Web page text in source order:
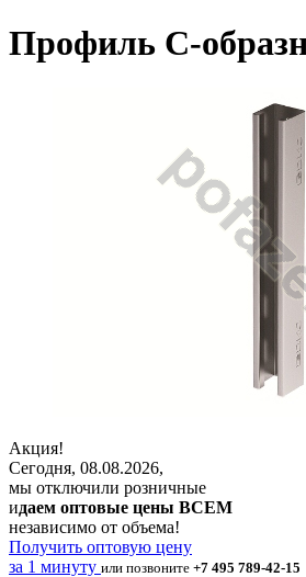
Профиль С-
Акция!
Сегодня, 08.08.2026,
мы отключили розничные
идаем оптовые цены ВСЕМ
независимо от объема!
Получить оптовую цену
за 1 минуту или позвоните +7 495 789-42-15